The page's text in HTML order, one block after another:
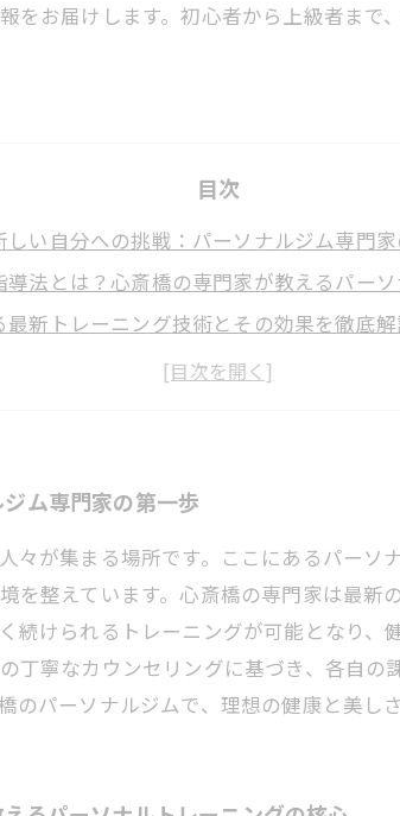
をお届けします。初心者から上級者ま
目次
しい自分への挑戦：パーソナルジム専門
導法とは？心斎橋の専門家が教えるパー
最新トレーニング技術とその効果を徹底
くりの秘訣：心斎橋のパーソナル指導が導
る最後の一歩：心斎橋のパーソナル指導
ム専門家の第一歩
々が集まる場所です。ここにあるパー
を整えています。心斎橋の専門家は最
続けられるトレーニングが可能となり
丁寧なカウンセリングに基づき、各自
パーソナルジムで、理想の健康と美し